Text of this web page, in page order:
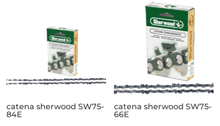
catena sherwood SW75-
84E
catena sherwood SW75-
66E